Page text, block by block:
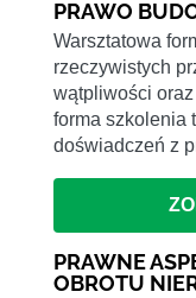
PRAWO
Warsztatowa
rzeczywistych
wątpliwości
forma szkolenia
doświadczeń z
PRAWNE
OBROTU